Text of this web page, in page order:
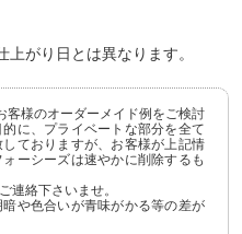
がり日とは異なります。
客様のオーダーメイド例をご検討
に、プライベートな部分を全て
ておりますが、お客様が上記情
ーシーズは速やかに削除するも
連絡下さいませ。
や色合いが青味がかる等の差が